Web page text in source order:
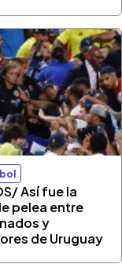
Así fue la
pelea entre
y
de Uruguay